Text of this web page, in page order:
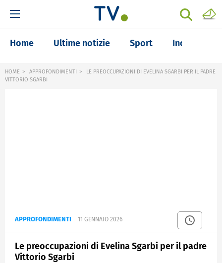
Home Ultime notizie Sport Inchieste
HOME APPROFONDIMENTI
LE PREOCCUPAZIONI DI EVELINA SGARBI PER IL PADRE
VITTORIO SGARBI
APPROFONDIMENTI 11 GENNAIO 2026
Le preoccupazioni di Evelina Sgarbi per il padre
Vittorio Sgarbi